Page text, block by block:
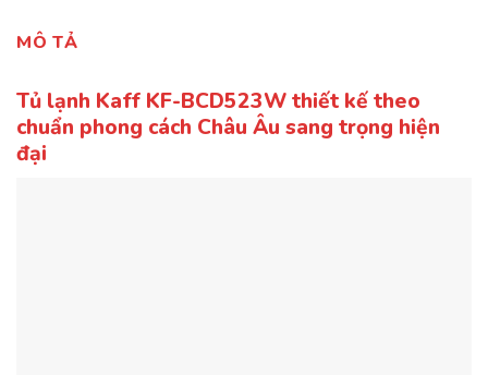
MÔ TẢ
Tủ lạnh Kaff KF-BCD523W thiết kế theo
chuẩn phong cách Châu Âu sang trọng hiện
đại